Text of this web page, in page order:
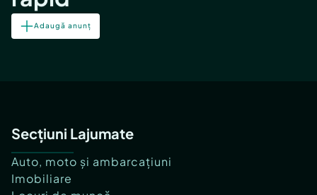
Adaugă anunț
Secțiuni Lajumate
Auto, moto și ambarcațiuni
Imobiliare